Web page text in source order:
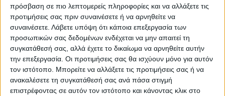
πρόσβαση σε πιο λεπτομερείς πληροφορίες και να αλλάξετε τις
προτιμήσεις σας πριν συναινέσετε ή να αρνηθείτε να
συναινέσετε. Λάβετε υπόψη ότι κάποια επεξεργασία των
προσωπικών σας δεδομένων ενδέχεται να μην απαιτεί τη
συγκατάθεσή σας, αλλά έχετε το δικαίωμα να αρνηθείτε αυτήν
την επεξεργασία. Οι προτιμήσεις σας θα ισχύουν μόνο για αυτόν
τον ιστότοπο. Μπορείτε να αλλάξετε τις προτιμήσεις σας ή να
ανακαλέσετε τη συγκατάθεσή σας ανά πάσα στιγμή
επιστρέφοντας σε αυτόν τον ιστότοπο και κάνοντας κλικ στο